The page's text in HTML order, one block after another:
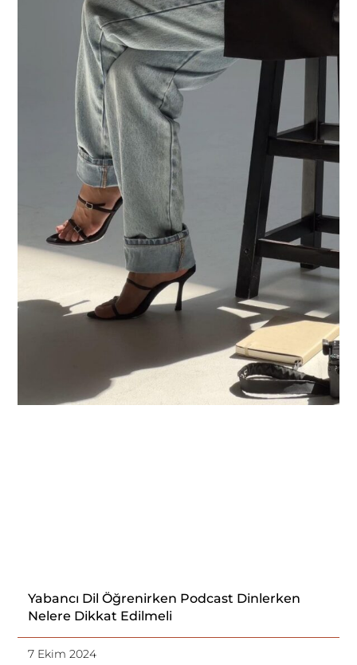
Yabancı Dil Öğrenirken Podcast Dinlerken
Nelere Dikkat Edilmeli
7 Ekim 2024